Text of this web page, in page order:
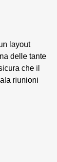
layout
delle tante
che il
riunioni